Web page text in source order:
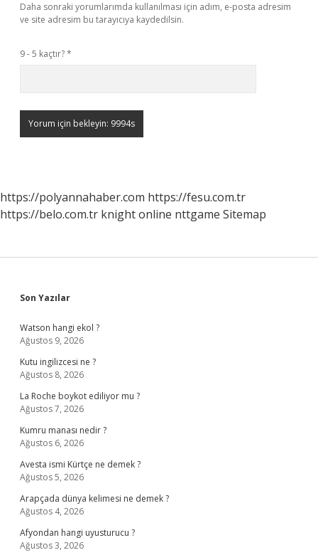
Daha sonraki yorumlarımda kullanılması için adım, e-posta adresim
ve site adresim bu tarayıcıya kaydedilsin.
9 - 5 kaçtır?*
https://polyannahaber.com https://fesu.com.tr
https://belo.com.tr knight online nttgame Sitemap
Sidebar
Son Yazılar
Watson hangi ekol ?
Ağustos 9, 2026
Kutu ingilizcesi ne ?
Ağustos 8, 2026
La Roche boykot ediliyor mu ?
Ağustos 7, 2026
Kumru manası nedir ?
Ağustos 6, 2026
Avesta ismi Kürtçe ne demek ?
Ağustos 5, 2026
Arapçada dünya kelimesi ne demek ?
Ağustos 4, 2026
Afyondan hangi uyusturucu ?
Ağustos 3, 2026